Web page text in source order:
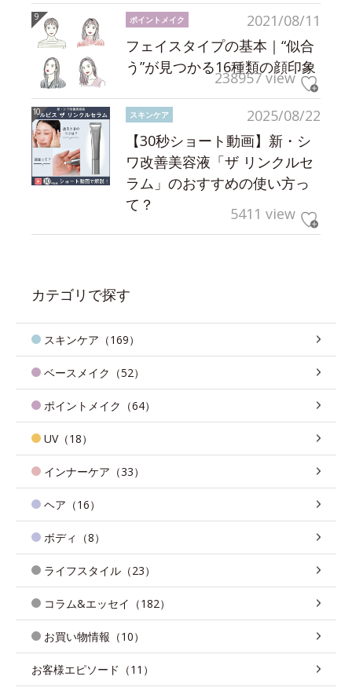
2021/08/11
ポイントメイク
フェイスタイプの基本｜“似合
う”が見つかる16種類の顔印象
238957 view
2025/08/22
スキンケア
【30秒ショート動画】新・シ
ワ改善美容液「ザ リンクルセ
ラム」のおすすめの使い方っ
て？
5411 view
カテゴリで探す
スキンケア（169）
ベースメイク（52）
ポイントメイク（64）
UV（18）
インナーケア（33）
ヘア（16）
ボディ（8）
ライフスタイル（23）
コラム&エッセイ（182）
お買い物情報（10）
お客様エピソード（11）